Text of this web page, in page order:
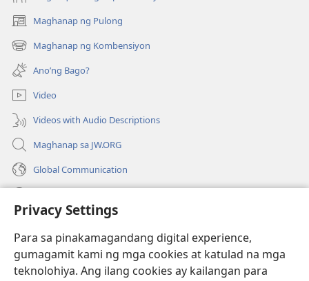
Privacy Settings
Para sa pinakamagandang digital experience,
gumagamit kami ng mga cookies at katulad na mga
teknolohiya. Ang ilang cookies ay kailangan para
Maghanap ng Pulong
(may
bubukas
na
bagong
window)
Maghanap ng Kombensiyon
(may
bubukas
na
bagong
window)
Ano’ng Bago?
Video
Videos with Audio Descriptions
Maghanap sa JW.ORG
Global Communication
(may
na
bagong
Watchtower ONLINE LIBRARY™
(may